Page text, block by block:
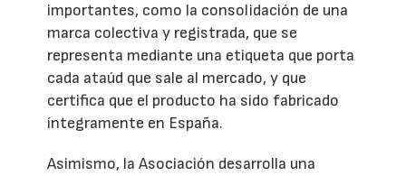
importantes, como la consolidación de una
marca colectiva y registrada, que se
representa mediante una etiqueta que porta
cada ataúd que sale al mercado, y que
certifica que el producto ha sido fabricado
íntegramente en España.
Asimismo, la Asociación desarrolla una